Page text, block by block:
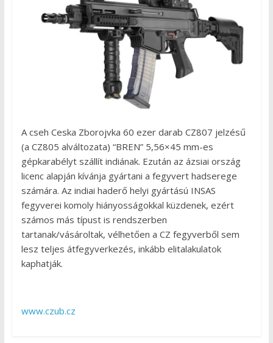
A cseh Ceska Zborojvka 60 ezer darab CZ807 jelzésű
(a CZ805 alváltozata) “BREN” 5,56×45 mm-es
gépkarabélyt szállít indiának. Ezután az ázsiai ország
licenc alapján kívánja gyártani a fegyvert hadserege
számára. Az indiai haderő helyi gyártású INSAS
fegyverei komoly hiányosságokkal küzdenek, ezért
számos más típust is rendszerben
tartanak/vásároltak, vélhetően a CZ fegyverből sem
lesz teljes átfegyverkezés, inkább elitalakulatok
kaphatják.
www.czub.cz